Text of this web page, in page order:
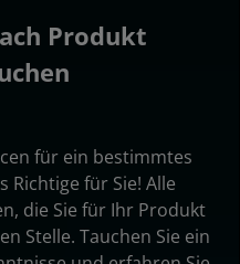
Über unsere Partner
AMD Partnernetzwerk
Produkt
für ein bestimmtes
Richtige für Sie! Alle
die Sie für Ihr Produkt
Stelle. Tauchen Sie ein